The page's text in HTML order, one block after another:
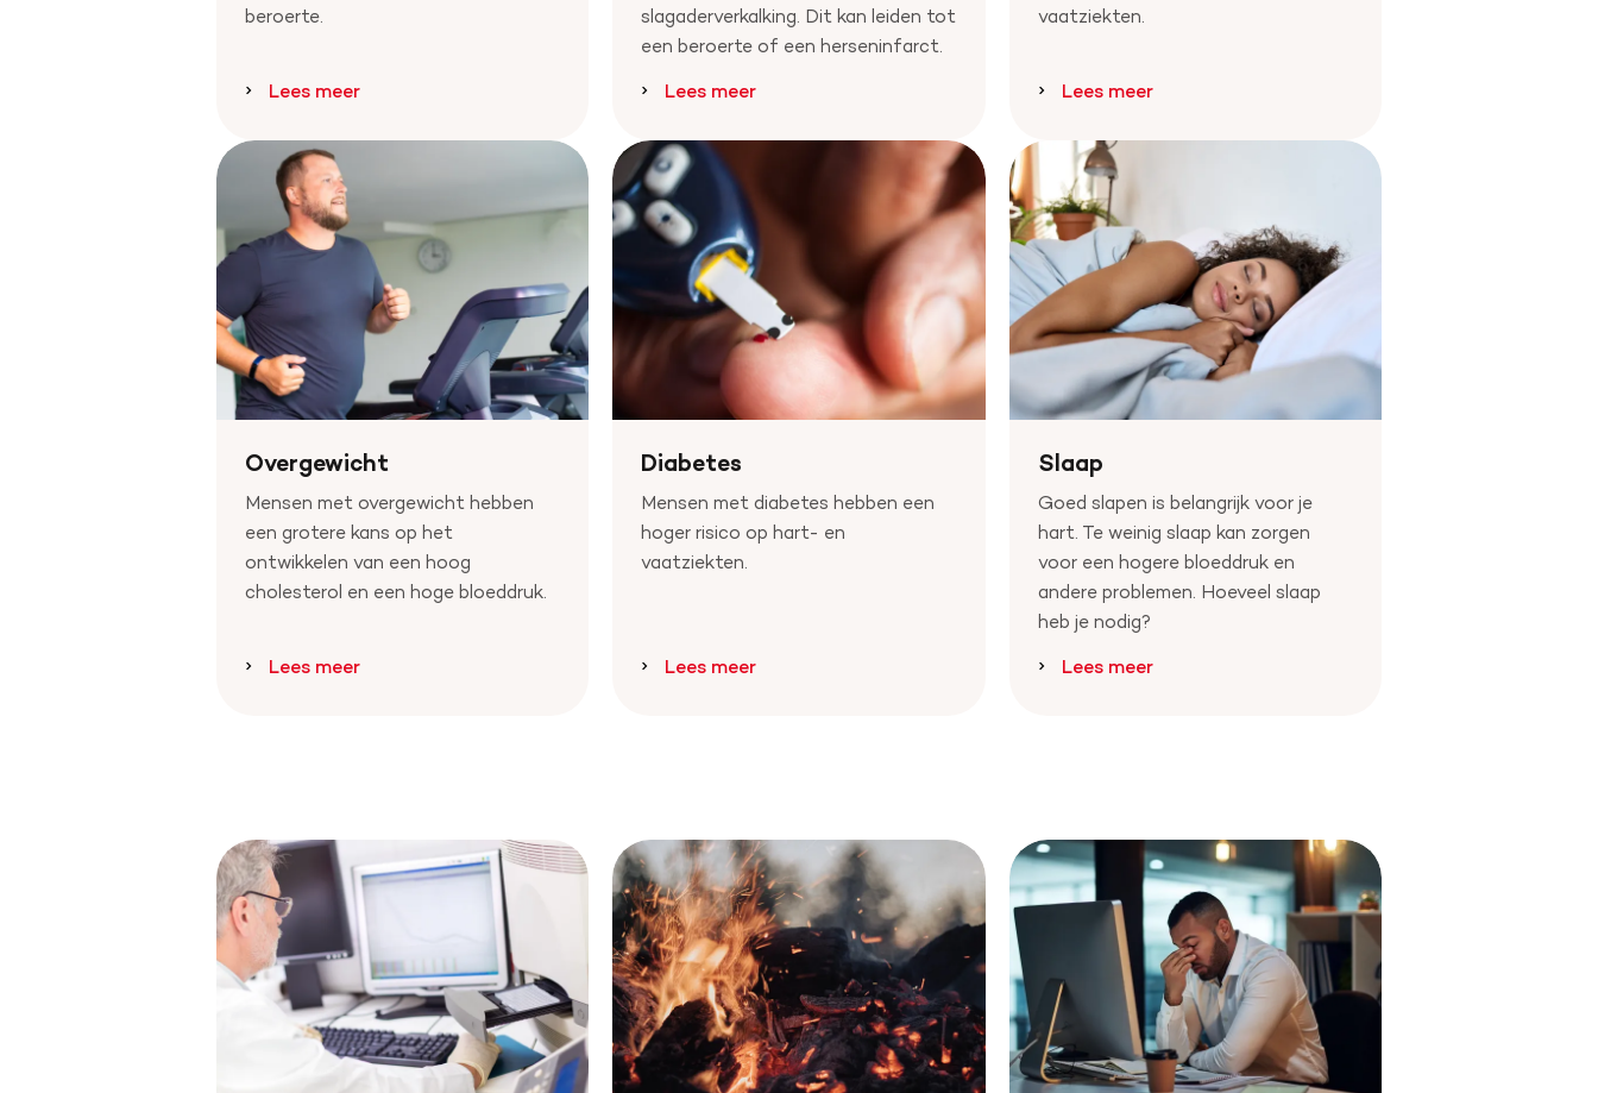
beroerte.
Lees meer
slagaderverkalking. Dit kan leiden tot
een beroerte of een herseninfarct.
Lees meer
vaatziekten.
Lees meer
Overgewicht
Mensen met overgewicht hebben
een grotere kans op het
ontwikkelen van een hoog
cholesterol en een hoge bloeddruk.
Lees meer
Diabetes
Mensen met diabetes hebben een
hoger risico op hart- en
vaatziekten.
Lees meer
Slaap
Goed slapen is belangrijk voor je
hart. Te weinig slaap kan zorgen
voor een hogere bloeddruk en
andere problemen. Hoeveel slaap
heb je nodig?
Lees meer